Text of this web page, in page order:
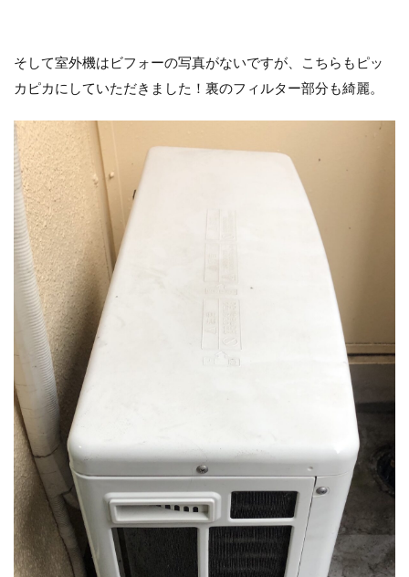
そして室外機はビフォーの写真がないですが、こちらもピッ
カピカにしていただきました！裏のフィルター部分も綺麗。